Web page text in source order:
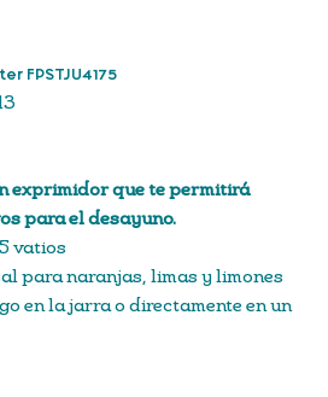
FPSTJU4175
exprimidor que te permitirá
para el desayuno.
vatios
para naranjas, limas y limones
en la jarra o directamente en un
y parada automático